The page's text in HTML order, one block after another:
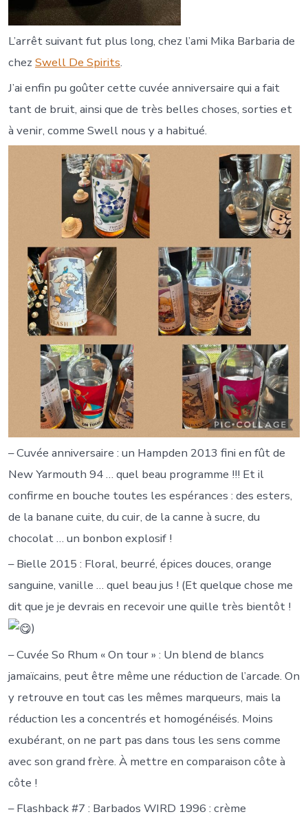
L’arrêt suivant fut plus long, chez l’ami Mika Barbaria de
chez Swell De Spirits.
J’ai enfin pu goûter cette cuvée anniversaire qui a fait
tant de bruit, ainsi que de très belles choses, sorties et
à venir, comme Swell nous y a habitué.
– Cuvée anniversaire : un Hampden 2013 fini en fût de
New Yarmouth 94 … quel beau programme !!! Et il
confirme en bouche toutes les espérances : des esters,
de la banane cuite, du cuir, de la canne à sucre, du
chocolat … un bonbon explosif !
– Bielle 2015 : Floral, beurré, épices douces, orange
sanguine, vanille … quel beau jus ! (Et quelque chose me
dit que je je devrais en recevoir une quille très bientôt !
)
– Cuvée So Rhum « On tour » : Un blend de blancs
jamaïcains, peut être même une réduction de l’arcade. On
y retrouve en tout cas les mêmes marqueurs, mais la
réduction les a concentrés et homogénéisés. Moins
exubérant, on ne part pas dans tous les sens comme
avec son grand frère. À mettre en comparaison côte à
côte !
– Flashback #7 : Barbados WIRD 1996 : crème